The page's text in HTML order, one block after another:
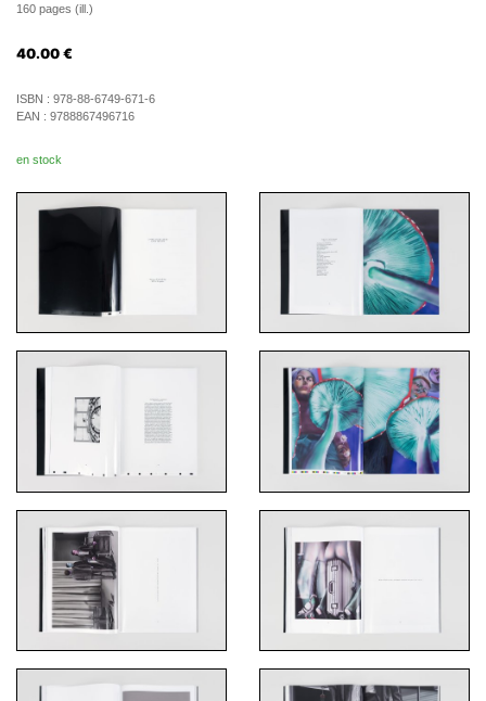
160 pages (ill.)
40.00 €
ISBN : 978-88-6749-671-6
EAN : 9788867496716
en stock